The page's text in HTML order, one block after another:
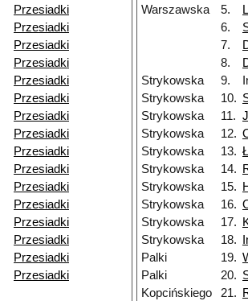
Przesiadki
Przesiadki
Przesiadki
Przesiadki
Przesiadki
Przesiadki
Przesiadki
Przesiadki
Przesiadki
Przesiadki
Przesiadki
Przesiadki
Przesiadki
Przesiadki
Przesiadki
Przesiadki
Warszawska
5.
6.
7.
8.
Strykowska
9.
Strykowska
10.
Strykowska
11.
Strykowska
12.
Strykowska
13.
Strykowska
14.
Strykowska
15.
Strykowska
16.
Strykowska
17.
Strykowska
18.
Palki
19.
Palki
20.
Kopcińskiego
21.